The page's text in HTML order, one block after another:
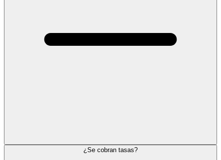
¿Se cobran tasas?